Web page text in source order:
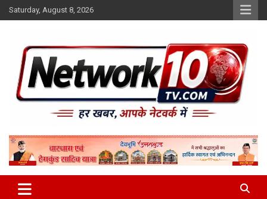
Skip
to
Saturday, August 8, 2026
Network10tv